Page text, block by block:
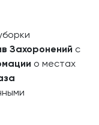
Захоронений с
о местах